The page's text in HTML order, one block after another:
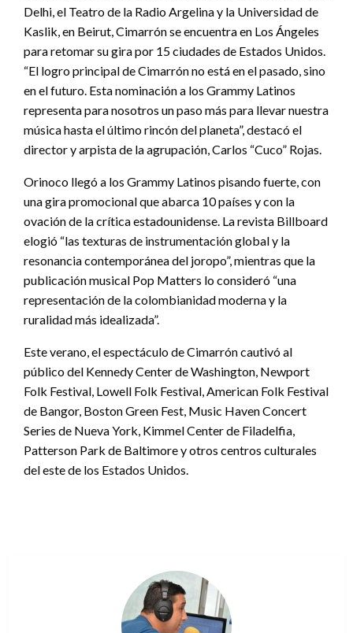
Delhi, el Teatro de la Radio Argelina y la Universidad de
Kaslik, en Beirut, Cimarrón se encuentra en Los Ángeles
para retomar su gira por 15 ciudades de Estados Unidos.
“El logro principal de Cimarrón no está en el pasado, sino
en el futuro. Esta nominación a los Grammy Latinos
representa para nosotros un paso más para llevar nuestra
música hasta el último rincón del planeta”, destacó el
director y arpista de la agrupación, Carlos “Cuco” Rojas.
Orinoco llegó a los Grammy Latinos pisando fuerte, con
una gira promocional que abarca 10 países y con la
ovación de la crítica estadounidense. La revista Billboard
elogió “las texturas de instrumentación global y la
resonancia contemporánea del joropo”, mientras que la
publicación musical Pop Matters lo consideró “una
representación de la colombianidad moderna y la
ruralidad más idealizada”.
Este verano, el espectáculo de Cimarrón cautivó al
público del Kennedy Center de Washington, Newport
Folk Festival, Lowell Folk Festival, American Folk Festival
de Bangor, Boston Green Fest, Music Haven Concert
Series de Nueva York, Kimmel Center de Filadelfia,
Patterson Park de Baltimore y otros centros culturales
del este de los Estados Unidos.